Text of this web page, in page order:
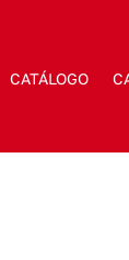
CATÁLOGO